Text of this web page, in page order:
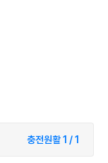
충전원활 1 / 1